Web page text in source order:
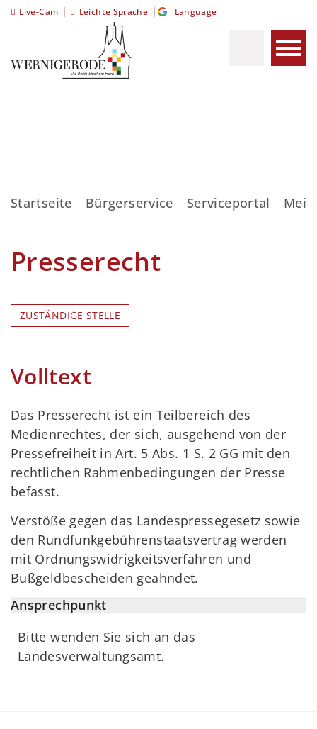
Live-Cam | Leichte Sprache | Language
Startseite Bürgerservice Serviceportal
Presserecht
ZUSTÄNDIGE STELLE
Volltext
Das Presserecht ist ein Teilbereich des
Medienrechtes, der sich, ausgehend von der
Pressefreiheit in Art. 5 Abs. 1 S. 2 GG mit den
rechtlichen Rahmenbedingungen der Presse
befasst.
Verstöße gegen das Landespressegesetz sowie
den Rundfunkgebührenstaatsvertrag werden
mit Ordnungswidrigkeitsverfahren und
Bußgeldbescheiden geahndet.
Ansprechpunkt
Bitte wenden Sie sich an das
Landesverwaltungsamt.